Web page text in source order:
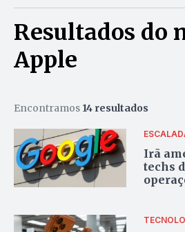
Resultados do
Apple
Encontramos 14 resultados
Irã
techs